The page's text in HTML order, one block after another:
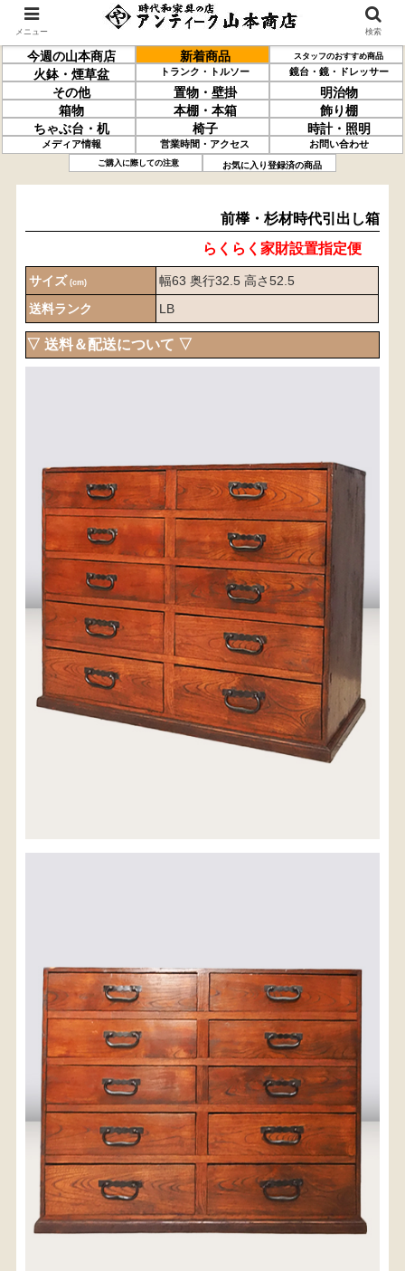
今週の山本商店 新着商品 スタッフのおすすめ商品
火鉢・煙草盆 トランク・トルソー 鏡台・鏡・ドレッサー
その他 置物・壁掛
明治物
箱物
本棚・本箱
飾り棚
ちゃぶ台・机
椅子 時計・照明
メディア情報 営業時間・アクセス お問い合わせ
ご購入に際しての注意 お気に入り登録済の商品
前﨔・杉材 時代引出し箱
前﨔・杉材時代引出し箱
らくらく家財設置指定便
サイズ (cm)
幅63 奥行32.5 高さ52.5
送料ランク
LB
▽ 送料＆配送について ▽
ます。
・ご購入手続きを進める途中で「宅急便」を選択いた
だくと、自動的に送料が加算されます。
・配送についての詳細は、こちら→
【送料を確認する】
お届け先、送料ランクを選択する事で送料が表
示されます。
お届け先
送料ランク
メニュー 検索